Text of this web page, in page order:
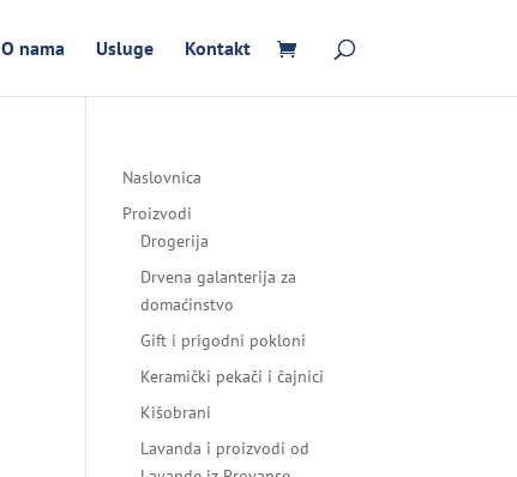
O nama Usluge Kontakt
Naslovnica
Proizvodi
Drogerija
Drvena galanterija za
domaćinstvo
Gift i prigodni pokloni
Keramički pekači i čajnici
Kišobrani
Lavanda i proizvodi od